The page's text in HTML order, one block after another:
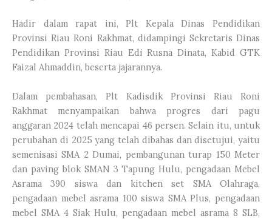
Hadir dalam rapat ini, Plt Kepala Dinas Pendidikan
Provinsi Riau Roni Rakhmat, didampingi Sekretaris Dinas
Pendidikan Provinsi Riau Edi Rusna Dinata, Kabid GTK
Faizal Ahmaddin, beserta jajarannya.
Dalam pembahasan, Plt Kadisdik Provinsi Riau Roni
Rakhmat menyampaikan bahwa progres dari pagu
anggaran 2024 telah mencapai 46 persen. Selain itu, untuk
perubahan di 2025 yang telah dibahas dan disetujui, yaitu
semenisasi SMA 2 Dumai, pembangunan turap 150 Meter
dan paving blok SMAN 3 Tapung Hulu, pengadaan Mebel
Asrama 390 siswa dan kitchen set SMA Olahraga,
pengadaan mebel asrama 100 siswa SMA Plus, pengadaan
mebel SMA 4 Siak Hulu, pengadaan mebel asrama 8 SLB,